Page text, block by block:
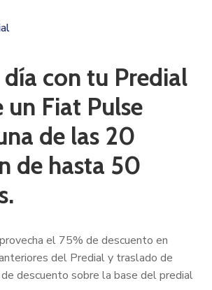
con tu Predial
un Fiat Pulse
de las 20
de hasta 50
el 75% de descuento en
del Predial y traslado de
descuento sobre la base del predial